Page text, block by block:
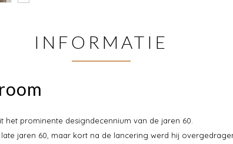
INFORMATIE
prominente designdecennium van de jaren 60.
jaren 60, maar kort na de lancering werd hij